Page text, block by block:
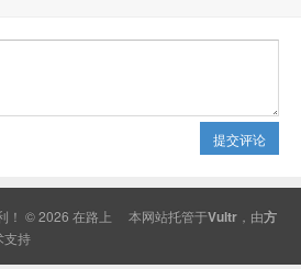
提交评论
© 2026 在路上 本网站托管于Vultr ，由方
支持